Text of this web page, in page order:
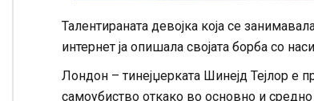
Талентираната девојка која се
интернет ја опишала својата борба со
Лондон – тинејџерката Шинејд Тејлор е
самоубиство откако во основно и